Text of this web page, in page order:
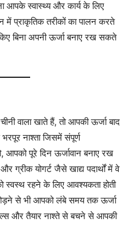
आपके स्वास्थ्य और कार्य के लिए
में प्राकृतिक तरीकों का पालन करते
बिना अपनी ऊर्जा बनाए रख सकते
वाला खाते हैं, तो आपकी ऊर्जा बाद
नाश्ता जिसमें संपूर्ण
आपको पूरे दिन ऊर्जावान बनाए रख
ग्रीक योगर्ट जैसे खाद्य पदार्थों में वे
स्वस्थ रहने के लिए आवश्यकता होती
से भी आपको लंबे समय तक ऊर्जा
और तैयार नाश्ते से बचने से आपकी